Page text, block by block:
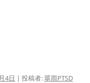
4日 | 投稿者:翠雨PTSD